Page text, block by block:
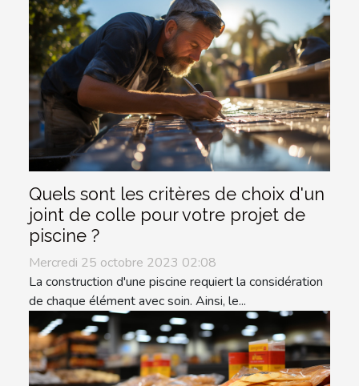
Quels sont les critères de choix d'un
joint de colle pour votre projet de
piscine ?
Mercredi 25 octobre 2023 02:08
La construction d'une piscine requiert la considération
de chaque élément avec soin. Ainsi, le...